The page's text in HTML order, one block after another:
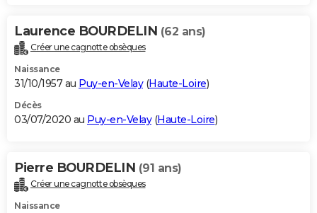
Laurence BOURDELIN (62 ans)
Créer une cagnotte obsèques
Naissance
31/10/1957 au Puy-en-Velay(Haute-Loire)
Décès
03/07/2020 au Puy-en-Velay(Haute-Loire)
Pierre BOURDELIN (91 ans)
Créer une cagnotte obsèques
Naissance